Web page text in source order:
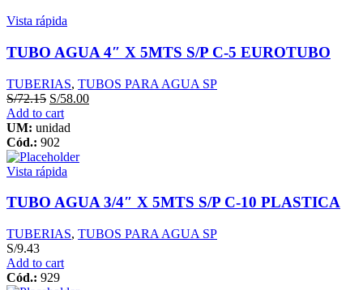
Vista rápida
TUBO AGUA 4″ X 5MTS S/P C-5 EUROTUBO
TUBERIAS, TUBOS PARA AGUA SP
S/72.15 S/58.00
Add to cart
UM: unidad
Cód.: 902
Vista rápida
TUBO AGUA 3/4″ X 5MTS S/P C-10 PLASTICA
TUBERIAS, TUBOS PARA AGUA SP
S/9.43
Add to cart
Cód.: 929